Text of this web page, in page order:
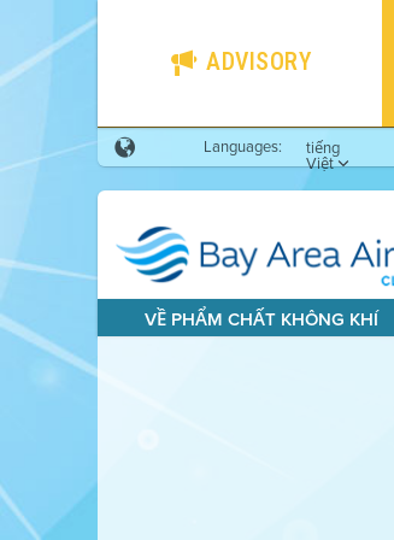
ADVISORY
Languages: tiếng
Việt
VỀ PHẨM CHẤT KHÔNG KHÍ